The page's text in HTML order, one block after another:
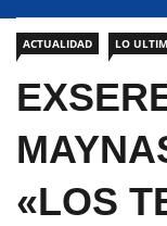
ACTUALIDAD LO
«LOS